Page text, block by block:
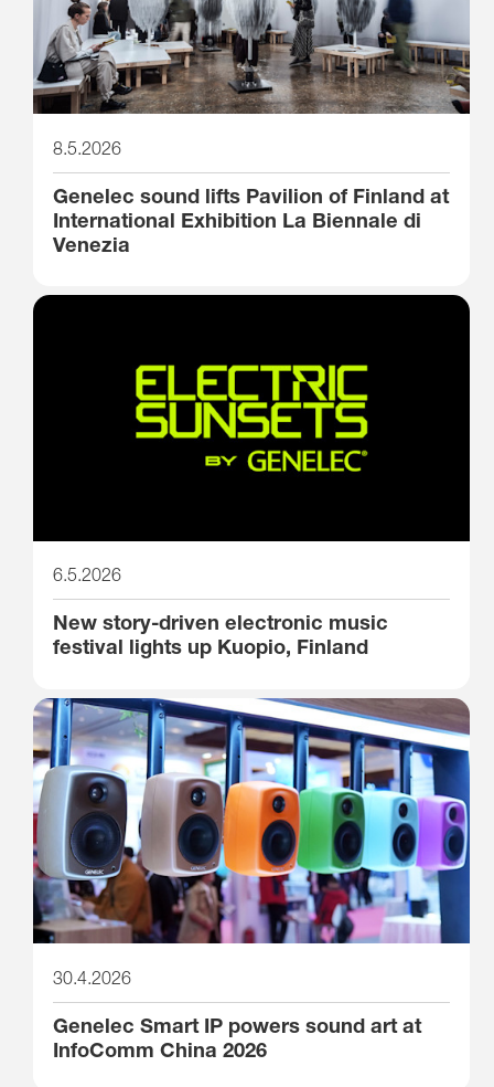
8.5.2026
Genelec sound lifts Pavilion of Finland at
International Exhibition La Biennale di
Venezia
6.5.2026
New story-driven electronic music
festival lights up Kuopio, Finland
30.4.2026
Genelec Smart IP powers sound art at
InfoComm China 2026